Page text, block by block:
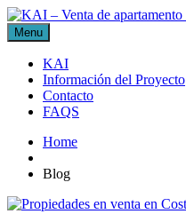
Menu
KAI
Información del Proyecto
Contacto
FAQS
Home
Blog